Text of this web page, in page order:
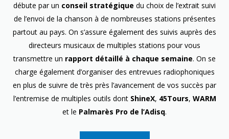
débute par un conseil stratégique du choix de l’extrait suivi
de l’envoi de la chanson à de nombreuses stations présentes
partout au pays. On s’assure également des suivis auprès des
directeurs musicaux de multiples stations pour vous
transmettre un rapport détaillé à chaque semaine. On se
charge également d’organiser des entrevues radiophoniques
en plus de suivre de très près l’avancement de vos succès par
l’entremise de multiples outils dont ShineX, 45Tours, WARM
et le Palmarès Pro de l’Adisq.